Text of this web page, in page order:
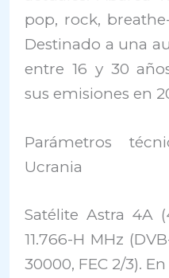
pop, rock,
Destinado a una
entre 16 y 30
sus emisiones en
Parámetros
Ucrania
Satélite Astra 4A
11.766-H MHz
30000, FEC 2/3).